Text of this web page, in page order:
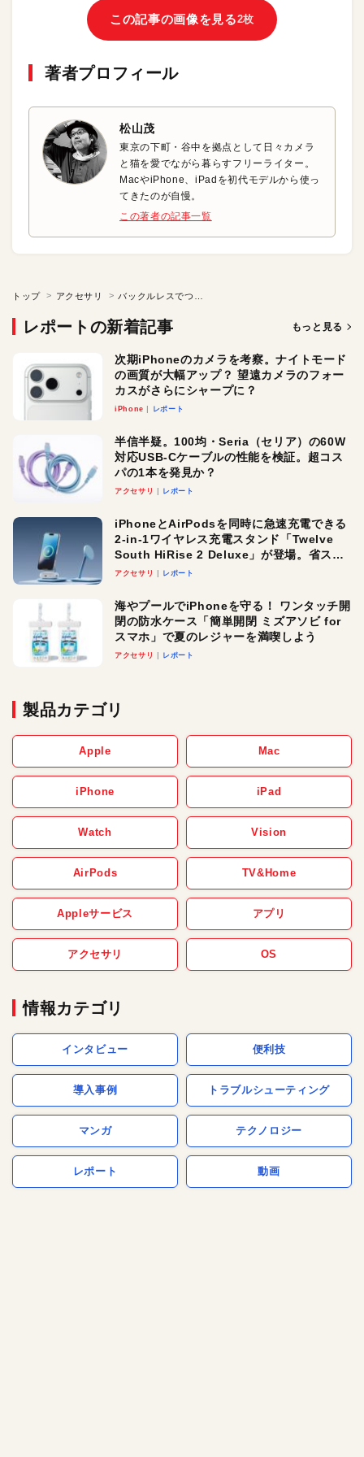
この記事の画像を見る2枚
著者プロフィール
松山茂
東京の下町・谷中を拠点として日々カメラ
と猫を愛でながら暮らすフリーライター。
MacやiPhone、iPadを初代モデルから使っ
てきたのが自慢。
この著者の記事一覧
トップ アクセサリ
レポートの新着記事 もっと見る
次期iPhoneのカメラを考察。ナイトモード
の画質が大幅アップ？ 望遠カメラのフォー
カスがさらにシャープに？
iPhone レポート
半信半疑。100均・Seria（セリア）の60W
対応USB-Cケーブルの性能を検証。超コス
パの1本を発見か？
アクセサリ レポート
iPhoneとAirPodsを同時に急速充電できる
2-in-1ワイヤレス充電スタンド「Twelve
South HiRise 2 Deluxe」が登場。省スペ
ースでおしゃれに充電したい人にオスス
アクセサリ レポート
海やプールでiPhoneを守る！ ワンタッチ開
閉の防水ケース「簡単開閉 ミズアソビ for
スマホ」で夏のレジャーを満喫しよう
アクセサリ レポート
製品カテゴリ
Apple Mac
iPhone iPad
Watch Vision
AirPods TV&Home
Appleサービス アプリ
アクセサリ OS
情報カテゴリ
インタビュー 便利技
導入事例 トラブルシューティング
マンガ テクノロジー
レポート 動画